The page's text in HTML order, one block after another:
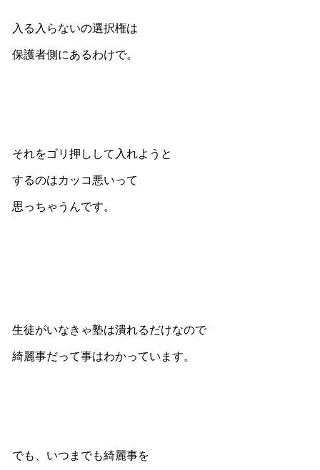
入る入らないの選択権は
保護者側にあるわけで。
それをゴリ押しして入れようと
するのはカッコ悪いって
思っちゃうんです。
生徒がいなきゃ塾は潰れるだけなので
綺麗事だって事はわかっています。
でも、いつまでも綺麗事を